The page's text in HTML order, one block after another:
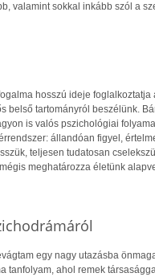
valamint sokkal inkább szól a
hosszú ideje
belső tartományról beszélünk.
is valós pszichológiai
állandóan figyel,
teljesen tudatosan
meghatározza életünk
egy nagy utazásba
tanfolyam, ahol remek